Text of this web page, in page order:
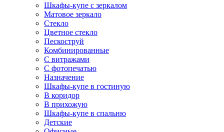
Шкафы-купе с зеркалом
Матовое зеркало
Стекло
Цветное стекло
Пескоструй
Комбинированные
С витражами
С фотопечатью
Назначение
Шкафы-купе в гостиную
В коридор
В прихожую
Шкафы-купе в спальню
Детские